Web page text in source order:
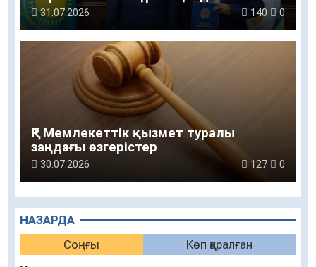
НАЗАРДА
Соңғы
Көп қаралған
31.07.2026 140 0
ҚР Мемлекеттік қызмет туралы
заңдағы өзгерістер
30.07.2026 127 0